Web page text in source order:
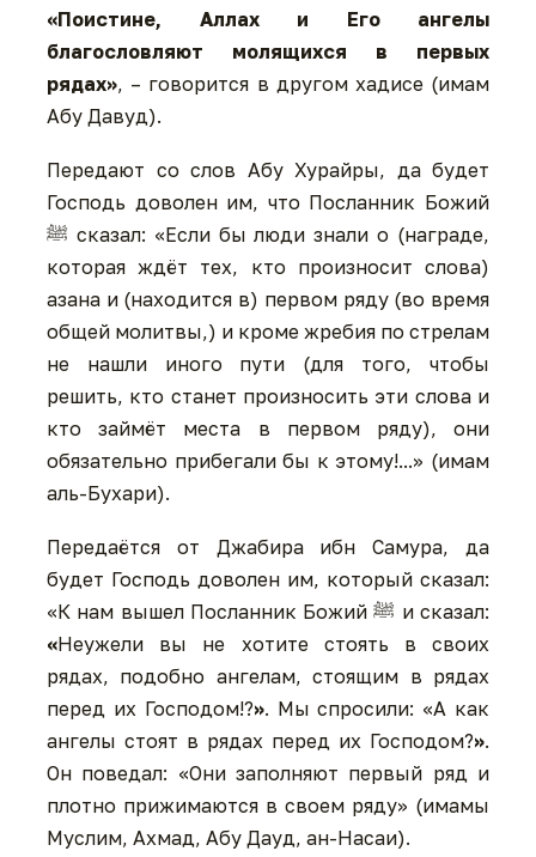
«Поистине, Аллах и Его ангелы
благословляют молящихся в первых
рядах», – говорится в другом хадисе (имам
Абу Давуд).
Передают со слов Абу Хурайры, да будет
Господь доволен им, что Посланник Божий
ﷺ сказал: «Если бы люди знали о (награде,
которая ждёт тех, кто произносит слова)
азана и (находится в) первом ряду (во время
общей молитвы,) и кроме жребия по стрелам
не нашли иного пути (для того, чтобы
решить, кто станет произносить эти слова и
кто займёт места в первом ряду), они
обязательно прибегали бы к этому!...» (имам
аль-Бухари).
Передаётся от Джабира ибн Самура, да
будет Господь доволен им, который сказал:
«К нам вышел Посланник Божий ﷺ и сказал:
«Неужели вы не хотите стоять в своих
рядах, подобно ангелам, стоящим в рядах
перед их Господом!?». Мы спросили: «А как
ангелы стоят в рядах перед их Господом?».
Он поведал: «Они заполняют первый ряд и
плотно прижимаются в своем ряду» (имамы
Муслим, Ахмад, Абу Дауд, ан-Насаи).